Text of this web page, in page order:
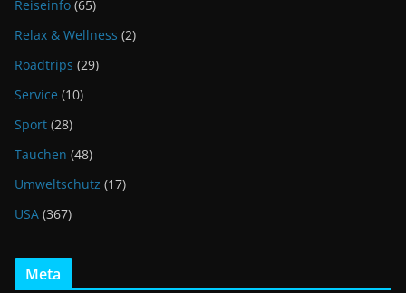
Reiseinfo (65)
Relax & Wellness (2)
Roadtrips (29)
Service (10)
Sport (28)
Tauchen (48)
Umweltschutz (17)
USA (367)
Meta